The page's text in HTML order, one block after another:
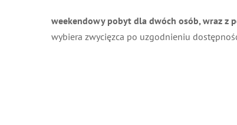
weekendowy pobyt dla dwóch osób, wraz z
wybiera zwycięzca po uzgodnieniu